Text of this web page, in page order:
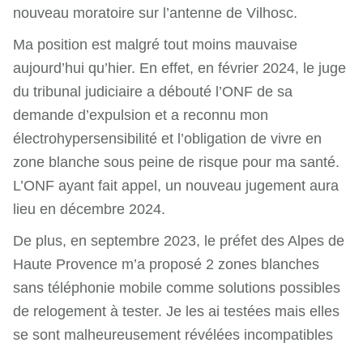
nouveau moratoire sur l’antenne de Vilhosc.
Ma position est malgré tout moins mauvaise
aujourd’hui qu’hier. En effet, en février 2024, le juge
du tribunal judiciaire a débouté l’ONF de sa
demande d’expulsion et a reconnu mon
électrohypersensibilité et l’obligation de vivre en
zone blanche sous peine de risque pour ma santé.
L’ONF ayant fait appel, un nouveau jugement aura
lieu en décembre 2024.
De plus, en septembre 2023, le préfet des Alpes de
Haute Provence m’a proposé 2 zones blanches
sans téléphonie mobile comme solutions possibles
de relogement à tester. Je les ai testées mais elles
se sont malheureusement révélées incompatibles